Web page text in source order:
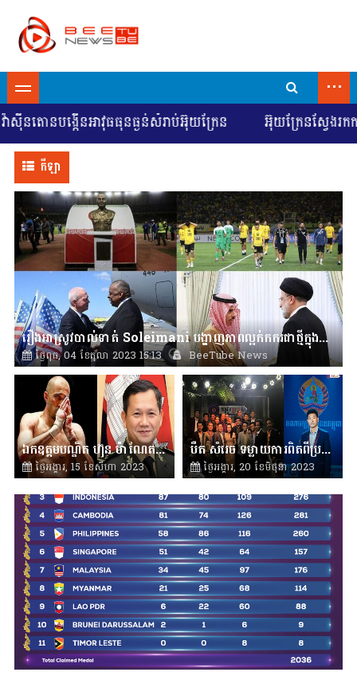
...
បង្កើនអាវុធធុនធ្ងន់សំរាប់អ៊ុយក្រែន អ៊ុយក្រែនស្វែងរកការច
កីឡា
រឿងអាស្រូវបាល់ទាត់ Soleimani បង្ហាញភាពល្អក់កករជាថ្មីក្នុងសម្ព័ន្ធភាព,អ៊ីរ៉ង់ចង់លុបចោលទិដ្ឋាការជាមួយអារ៉ាប៊ីសាអូឌីត ខណៈ
ថ្ងៃពុធ, 04 ខែតុលា 2023 15:13 BeeTube News
ឯកឧត្តមបណ្ឌិត ហ៊ុន ម៉ាណែត ប្រកាសស្វាគមន៍កំពូលអ្នកប្រដាល់ មីយ៉ាន់ម៉ា
ថ្ងៃអង្គារ, 15 ខែសីហា 2023
បឺត សំរេច ទម្លាយការពិតពីប្រវត្តិរបស់លោកជាកូនប្រុសលោកតាស៊ីន ស៊ីសាមុត
ថ្ងៃអង្គារ, 20 ខែមិថុនា 2023